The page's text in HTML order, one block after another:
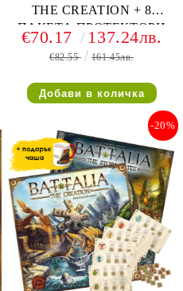
THE CREATION + 8
ПАКЕТА ПРОТЕКТОРИ
(UG SUPREME)
€70.17 137.24лв.
€82.55 161.45лв.
-20%